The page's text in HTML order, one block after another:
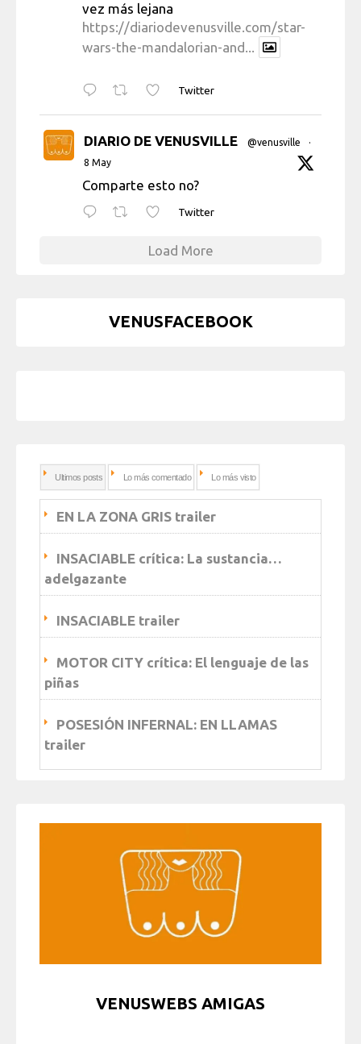
vez más lejana
https://diariodevenusville.com/star-
wars-the-mandalorian-and...
Twitter
DIARIO DE VENUSVILLE @venusville
·
8 May
Comparte esto no?
Twitter
Load More
VENUSFACEBOOK
Ultimos posts Lo más comentado Lo más visto
EN LA ZONA GRIS trailer
INSACIABLE crítica: La sustancia…
adelgazante
INSACIABLE trailer
MOTOR CITY crítica: El lenguaje de las
piñas
POSESIÓN INFERNAL: EN LLAMAS
trailer
VENUSWEBS AMIGAS